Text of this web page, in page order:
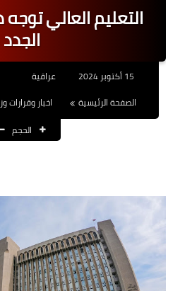
التعليم العالي
الجدد
عراقية
الصفحة الرئيسية
اخبار وقرارات
الحجم